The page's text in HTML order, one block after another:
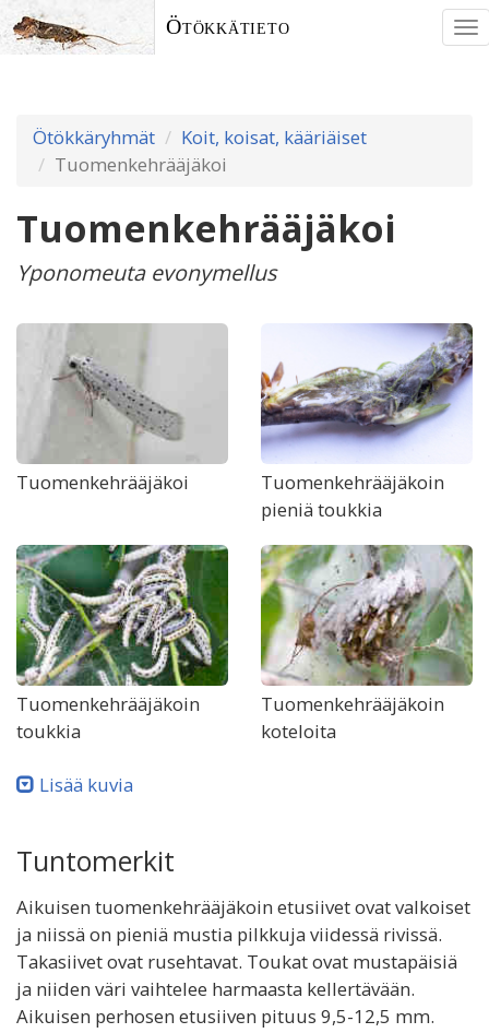
Ötökkätieto
Ötökkäryhmät
Koit, koisat, kääriäiset
Tuomenkehrääjäkoi
Tuomenkehrääjäkoi
Yponomeuta evonymellus
Tuomenkehrääjäkoi
Tuomenkehrääjäkoin
pieniä toukkia
Tuomenkehrääjäkoin
toukkia
Tuomenkehrääjäkoin
koteloita
Lisää kuvia
Tuntomerkit
Aikuisen tuomenkehrääjäkoin etusiivet ovat valkoiset
ja niissä on pieniä mustia pilkkuja viidessä rivissä.
Takasiivet ovat rusehtavat. Toukat ovat mustapäisiä
ja niiden väri vaihtelee harmaasta kellertävään.
Aikuisen perhosen etusiiven pituus 9,5-12,5 mm.